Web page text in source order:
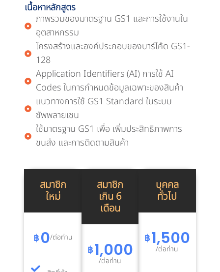
เนื้อหาหลักสูตร
ภาพรวมของมาตรฐาน GS1 และการใช้งานใน
อุตสาหกรรม
โครงสร้างและองค์ประกอบของบาร์โค้ด GS1-
128
Application Identifiers (AI) การใช้ AI
Codes ในการกำหนดข้อมูลเฉพาะของสินค้า
แนวทางการใช้ GS1 Standard ในระบบ
ซัพพลายเชน
ใช้มาตรฐาน GS1 เพื่อ เพิ่มประสิทธิภาพการ
ขนส่ง และการติดตามสินค้า
สมาชิก
ใหม่
฿ 0/ต่อท่าน
สมาชิก
เกิน 6
เดือน
฿1,000
/ต่อท่าน
บุคคล
ทั่วไป
฿1,500
/ต่อท่าน